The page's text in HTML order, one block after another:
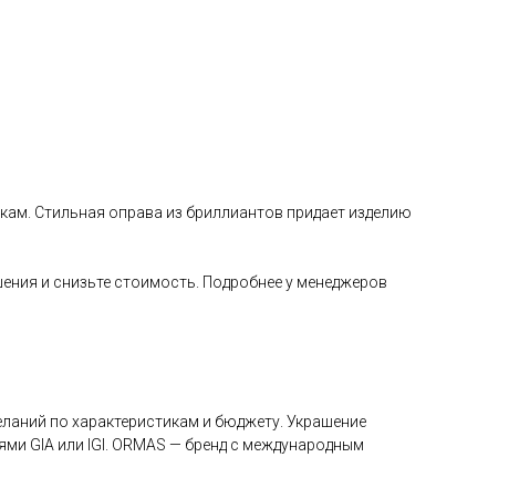
Стильная оправа из бриллиантов придает изделию
и снизьте стоимость. Подробнее у менеджеров
по характеристикам и бюджету. Украшение
GIA или IGI. ORMAS — бренд с международным